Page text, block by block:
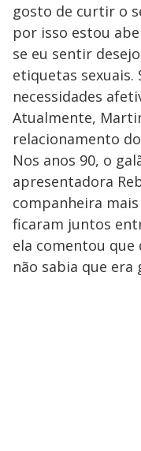
gosto de curtir o
por isso estou
se eu sentir
etiquetas sexuais.
necessidades
Atualmente,
relacionamento
Nos anos 90, o
apresentadora
companheira
ficaram juntos
ela comentou
não sabia que era